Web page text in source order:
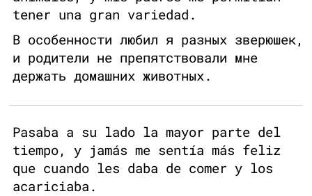
tener una gran variedad.
В особенности любил я разных зверюшек,
и родители не препятствовали мне
держать домашних животных.
Pasaba a su lado la mayor parte del
tiempo, y jamás me sentía más feliz
que cuando les daba de comer y los
acariciaba.